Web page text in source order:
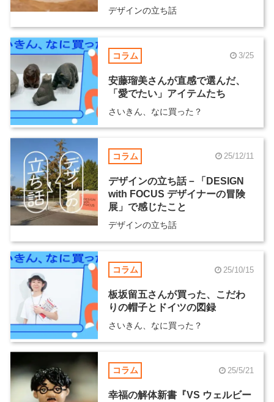
デザインの立ち話
コラム 3/25
安藤瑠美さんが直感で選んだ、
「愛でたい」アイテムたち
さいきん、なに買った？
コラム 25/12/11
デザインの立ち話－「DESIGN
with FOCUS デザイナーの冒険
展」で感じたこと
デザインの立ち話
コラム 25/10/15
板坂留五さんが買った、こだわ
りの帽子とドイツの図録
さいきん、なに買った？
コラム 25/5/21
幸福の解体新書『VS ウェルビー